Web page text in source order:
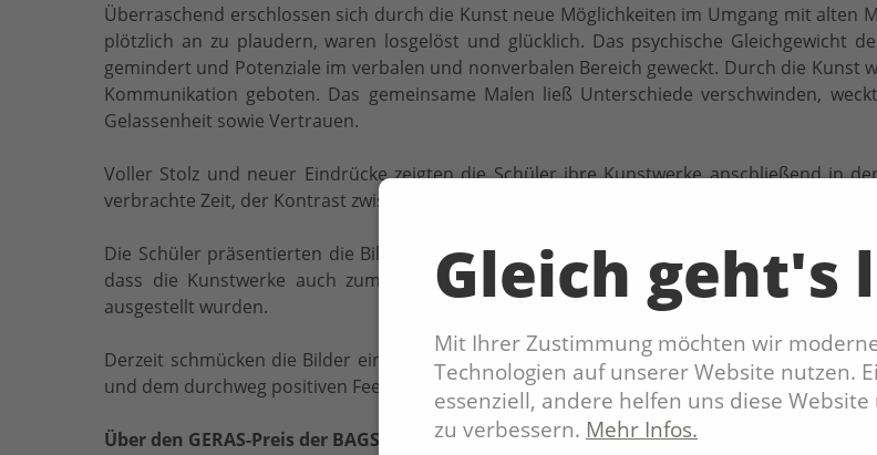
Überraschend erschlossen sich durch die Kunst neue Möglichkeiten im Umgang mit alten
plötzlich an zu plaudern, waren losgelöst und glücklich. Das psychische Gleichgewicht
gemindert und Potenziale im verbalen und nonverbalen Bereich geweckt. Durch die
Kommunikation geboten. Das gemeinsame Malen ließ Unterschiede verschwinden,
Gelassenheit sowie Vertrauen.
Voller Stolz und neuer Eindrücke zeigten die Schüler ihre Kunstwerke anschließend in
verbrachte Zeit, der Kontrast zwischen Vergangenem und Gegenwärtigem, brachten ihnen
Die Schüler präsentierten die Bilder beim jährlichen Absolvententreffen des BIP im Mai
dass die Kunstwerke auch zum Azubi-Treffen mit der sächsischen Staatsministerin
ausgestellt wurden.
Derzeit schmücken die Bilder ein Klassenzimmer der BIP Berufsfachschule für
und dem durchweg positiven Feedback der stationären und ambulanten
Über den GERAS-Preis der BAGSO 2019
Gleich geht's
Mit Ihrer Zustimmung möchten wir
Technologien auf unserer Website nutzen.
essenziell, andere helfen uns diese
zu verbessern. Mehr Infos.